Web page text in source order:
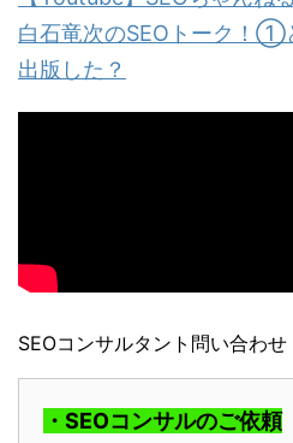
白石竜次のSEOトーク！①
出版した？
SEOコンサルタント問い合わせ
・SEOコンサルのご依頼